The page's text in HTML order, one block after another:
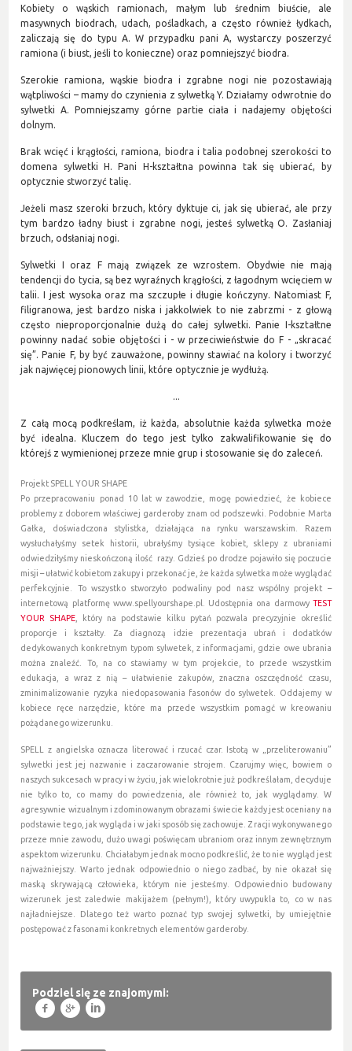
Kobiety o wąskich ramionach, małym lub średnim biuście, ale
masywnych biodrach, udach, pośladkach, a często również łydkach,
zaliczają się do typu A. W przypadku pani A, wystarczy poszerzyć
ramiona (i biust, jeśli to konieczne) oraz pomniejszyć biodra.
Szerokie ramiona, wąskie biodra i zgrabne nogi nie pozostawiają
wątpliwości – mamy do czynienia z sylwetką Y. Działamy odwrotnie do
sylwetki A. Pomniejszamy górne partie ciała i nadajemy objętości
dolnym.
Brak wcięć i krągłości, ramiona, biodra i talia podobnej szerokości to
domena sylwetki H. Pani H-kształtna powinna tak się ubierać, by
optycznie stworzyć talię.
Jeżeli masz szeroki brzuch, który dyktuje ci, jak się ubierać, ale przy
tym bardzo ładny biust i zgrabne nogi, jesteś sylwetką O. Zasłaniaj
brzuch, odsłaniaj nogi.
Sylwetki I oraz F mają związek ze wzrostem. Obydwie nie mają
tendencji do tycia, są bez wyraźnych krągłości, z łagodnym wcięciem w
talii. I jest wysoka oraz ma szczupłe i długie kończyny. Natomiast F,
filigranowa, jest bardzo niska i jakkolwiek to nie zabrzmi - z głową
często nieproporcjonalnie dużą do całej sylwetki. Panie I-kształtne
powinny nadać sobie objętości i - w przeciwieństwie do F - „skracać
się”. Panie F, by być zauważone, powinny stawiać na kolory i tworzyć
jak najwięcej pionowych linii, które optycznie je wydłużą.
...
Z całą mocą podkreślam, iż każda, absolutnie każda sylwetka może
być idealna. Kluczem do tego jest tylko zakwalifikowanie się do
którejś z wymienionej przeze mnie grup i stosowanie się do zaleceń.
Projekt SPELL YOUR SHAPE
Po przepracowaniu ponad 10 lat w zawodzie, mogę powiedzieć, że kobiece
problemy z doborem właściwej garderoby znam od podszewki. Podobnie Marta
Gałka, doświadczona stylistka, działająca na rynku warszawskim. Razem
wysłuchałyśmy setek historii, ubrałyśmy tysiące kobiet, sklepy z ubraniami
odwiedziłyśmy nieskończoną ilość razy. Gdzieś po drodze pojawiło się poczucie
misji – ułatwić kobietom zakupy i przekonać je, że każda sylwetka może wyglądać
perfekcyjnie. To wszystko stworzyło podwaliny pod nasz wspólny projekt –
internetową platformę www.spellyourshape.pl . Udostępnia ona darmowy TEST
YOUR SHAPE , który na podstawie kilku pytań pozwala precyzyjnie określić
proporcje i kształty. Za diagnozą idzie prezentacja ubrań i dodatków
dedykowanych konkretnym typom sylwetek, z informacjami, gdzie owe ubrania
można znaleźć. To, na co stawiamy w tym projekcie, to przede wszystkim
edukacja, a wraz z nią – ułatwienie zakupów, znaczna oszczędność czasu,
zminimalizowanie ryzyka niedopasowania fasonów do sylwetek. Oddajemy w
kobiece ręce narzędzie, które ma przede wszystkim pomagć w kreowaniu
pożądanego wizerunku.
SPELL z angielska oznacza literować i rzucać czar. Istotą w „przeliterowaniu”
sylwetki jest jej nazwanie i zaczarowanie strojem. Czarujmy więc, bowiem o
naszych sukcesach w pracy i w życiu, jak wielokrotnie już podkreślałam, decyduje
nie tylko to, co mamy do powiedzenia, ale również to, jak wyglądamy. W
agresywnie wizualnym i zdominowanym obrazami świecie każdy jest oceniany na
podstawie tego, jak wygląda i w jaki sposób się zachowuje. Z racji wykonywanego
przeze mnie zawodu, dużo uwagi poświęcam ubraniom oraz innym zewnętrznym
aspektom wizerunku. Chciałabym jednak mocno podkreślić, że to nie wygląd jest
najważniejszy. Warto jednak odpowiednio o niego zadbać, by nie okazał się
maską skrywającą człowieka, którym nie jesteśmy. Odpowiednio budowany
wizerunek jest zaledwie makijażem (pełnym!), który uwypukla to, co w nas
najładniejsze. Dlatego też warto poznać typ swojej sylwetki, by umiejętnie
postępować z fasonami konkretnych elementów garderoby.
Podziel się ze znajomymi:
f g l